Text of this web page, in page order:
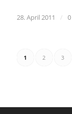
28. April 2011 /
1 2 3